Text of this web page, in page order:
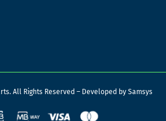
All Rights Reserved – Developed by Samsys